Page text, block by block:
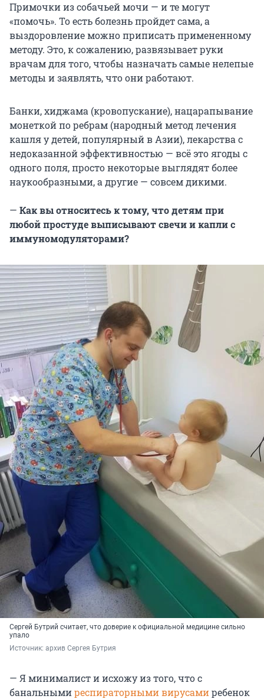
Примочки из собачьей мочи — и те могут
«помочь». То есть болезнь пройдет сама, а
выздоровление можно приписать примененному
методу. Это, к сожалению, развязывает руки
врачам для того, чтобы назначать самые нелепые
методы и заявлять, что они работают.
Банки, хиджама (кровопускание), нацарапывание
монеткой по ребрам (народный метод лечения
кашля у детей, популярный в Азии), лекарства с
недоказанной эффективностью — всё это ягоды с
одного поля, просто некоторые выглядят более
наукообразными, а другие — совсем дикими.
— Как вы относитесь к тому, что детям при
любой простуде выписывают свечи и капли с
иммуномодуляторами?
Сергей Бутрий считает, что доверие к официальной медицине сильно
упало
Источник: архив Сергея Бутрия
— Я минималист и исхожу из того, что с
банальнымиреспираторными вирусамиребенок